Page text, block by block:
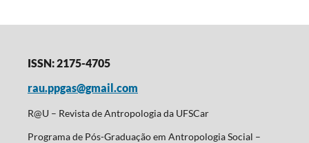
ISSN: 2175-4705
rau.ppgas@gmail.com
R@U – Revista de Antropologia da UFSCar
Programa de Pós-Graduação em Antropologia Social –